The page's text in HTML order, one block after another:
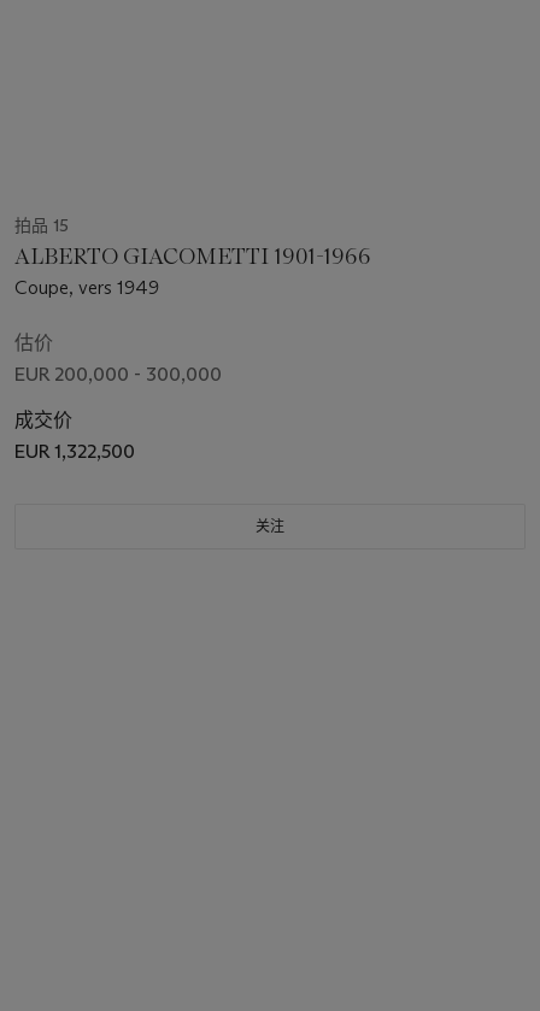
拍品 15
ALBERTO GIACOMETTI 1901-1966
Coupe, vers 1949
估价
EUR 200,000 - 300,000
成交价
EUR 1,322,500
关注